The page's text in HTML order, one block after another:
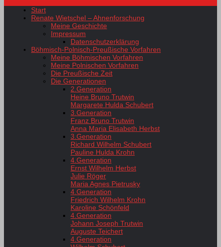
Start
Renate Wietschel – Ahnenforschung
Meine Geschichte
Impressum
Datenschutzerklärung
Böhmisch-Polnisch-Preußische Vorfahren
Meine Böhmischen Vorfahren
Meine Polnischen Vorfahren
Die Preußische Zeit
Die Generationen
2.Generation
Heine Bruno Trutwin
Margarete Hulda Schubert
3.Generation
Franz Bruno Trutwin
Anna Maria Elisabeth Herbst
3.Generation
Richard Wilhelm Schubert
Pauline Hulda Krohn
4.Generation
Ernst Wilhelm Herbst
Julie Röger
Maria Agnes Pietrusky
4.Generation
Friedrich Wilhelm Krohn
Karoline Schönfeld
4.Generation
Johann Joseph Trutwin
Auguste Teichert
4.Generation